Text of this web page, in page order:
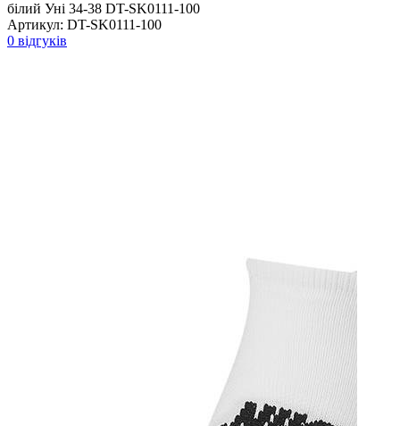
білий Уні 34-38 DT-SK0111-100
Артикул: DT-SK0111-100
0 відгуків